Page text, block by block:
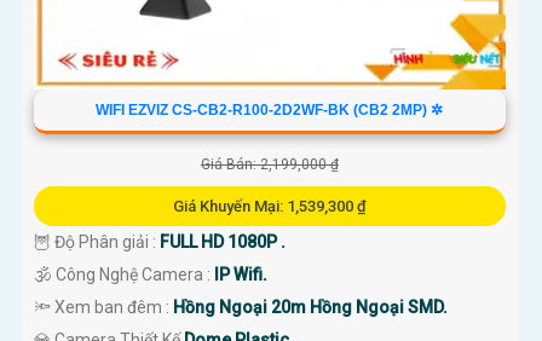
WIFI EZVIZ CS-CB2-R100-2D2WF-BK (CB2 2MP) ✲
Giá Bán: 2,199,000 ₫
Giá Khuyến Mại: 1,539,300 ₫
🦉 Độ Phân giải : FULL HD 1080P .
🕉️ Công Nghệ Camera :
IP Wifi.
🔦 Xem ban đêm : Hồng Ngoại 20m Hồng Ngoại SMD.